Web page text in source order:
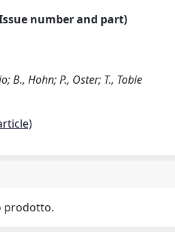
number and part)
B., Hohn; P., Oster; T., Tobie
prodotto.